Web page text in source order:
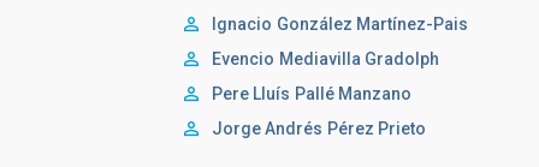
Ignacio González Martínez-Pais
Evencio Mediavilla Gradolph
Pere Lluís Pallé Manzano
Jorge Andrés Pérez Prieto